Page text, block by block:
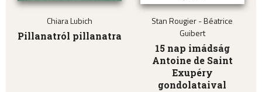
Chiara Lubich
Pillanatról pillanatra
Stan Rougier - Béatrice
Guibert
15 nap imádság
Antoine de Saint
Exupéry
gondolataival